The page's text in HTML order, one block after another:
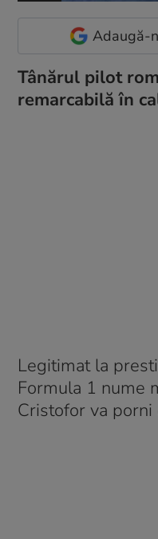
Adaugă-
Tânărul pilot
remarcabilă în
Legitimat la
Formula 1 nume
Cristofor va